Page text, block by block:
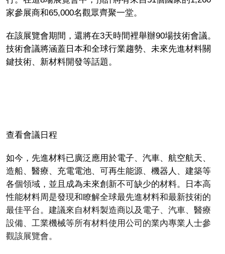
家參展商和65,000名觀眾齊聚一堂。
在該展覽會期間，還將在3天時間裡舉辦90場技術會議。
技術會議將涵蓋日本和全球行業趨勢、未來先進材料關
鍵技術、新材料開發等話題。
查看會議日程
如今，先進材料已廣泛應用於電子、汽車、航空航天、
造船、醫療、充電電池、可再生能源、機器人、建築等
各個領域，並且成為未來創新不可缺少的材料。日本高
性能材料周是發現和瞭解全球最先進材料和最新技術的
最佳平台。建議來自材料製造商以及電子、汽車、醫療
設備、工業機械等所有材料使用公司的業內專業人士參
觀該展覽會。